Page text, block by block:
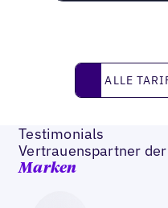
Alle Tarife
ALLE
Testimonials
Vertrauenspartner
Marken